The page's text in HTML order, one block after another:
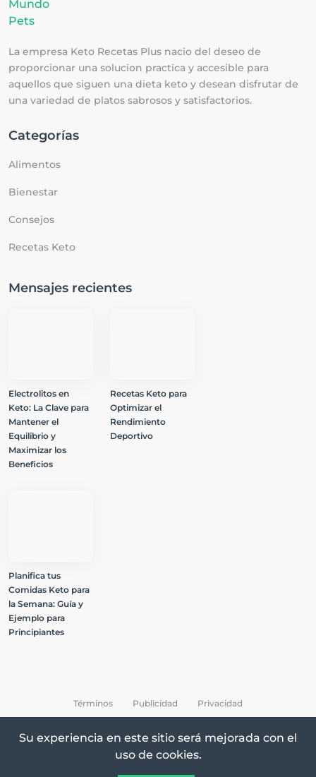
La empresa Keto Recetas Plus nacio del deseo de
proporcionar una solucion practica y accesible para
aquellos que siguen una dieta keto y desean disfrutar de
una variedad de platos sabrosos y satisfactorios.
Categorías
Alimentos
Bienestar
Consejos
Recetas Keto
Mensajes recientes
Electrolitos en
Keto: La Clave para
Mantener el
Equilibrio y
Maximizar los
Beneficios
Recetas Keto para
Optimizar el
Rendimiento
Deportivo
Planifica tus
Comidas Keto para
la Semana: Guía y
Ejemplo para
Principiantes
All Rights Reserved © 2026 Keto Recetas
Términos Publicidad Privacidad
Su experiencia en este sitio será mejorada con el
uso de cookies.